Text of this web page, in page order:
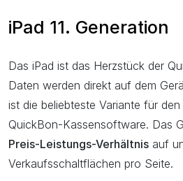
iPad 11. Generation
Das iPad ist das Herzstück der
Daten werden direkt auf dem
ist die beliebteste Variante für
QuickBon-Kassensoftware. Das
Preis-Leistungs-Verhältnis auf
Verkaufsschaltflächen pro Seite.